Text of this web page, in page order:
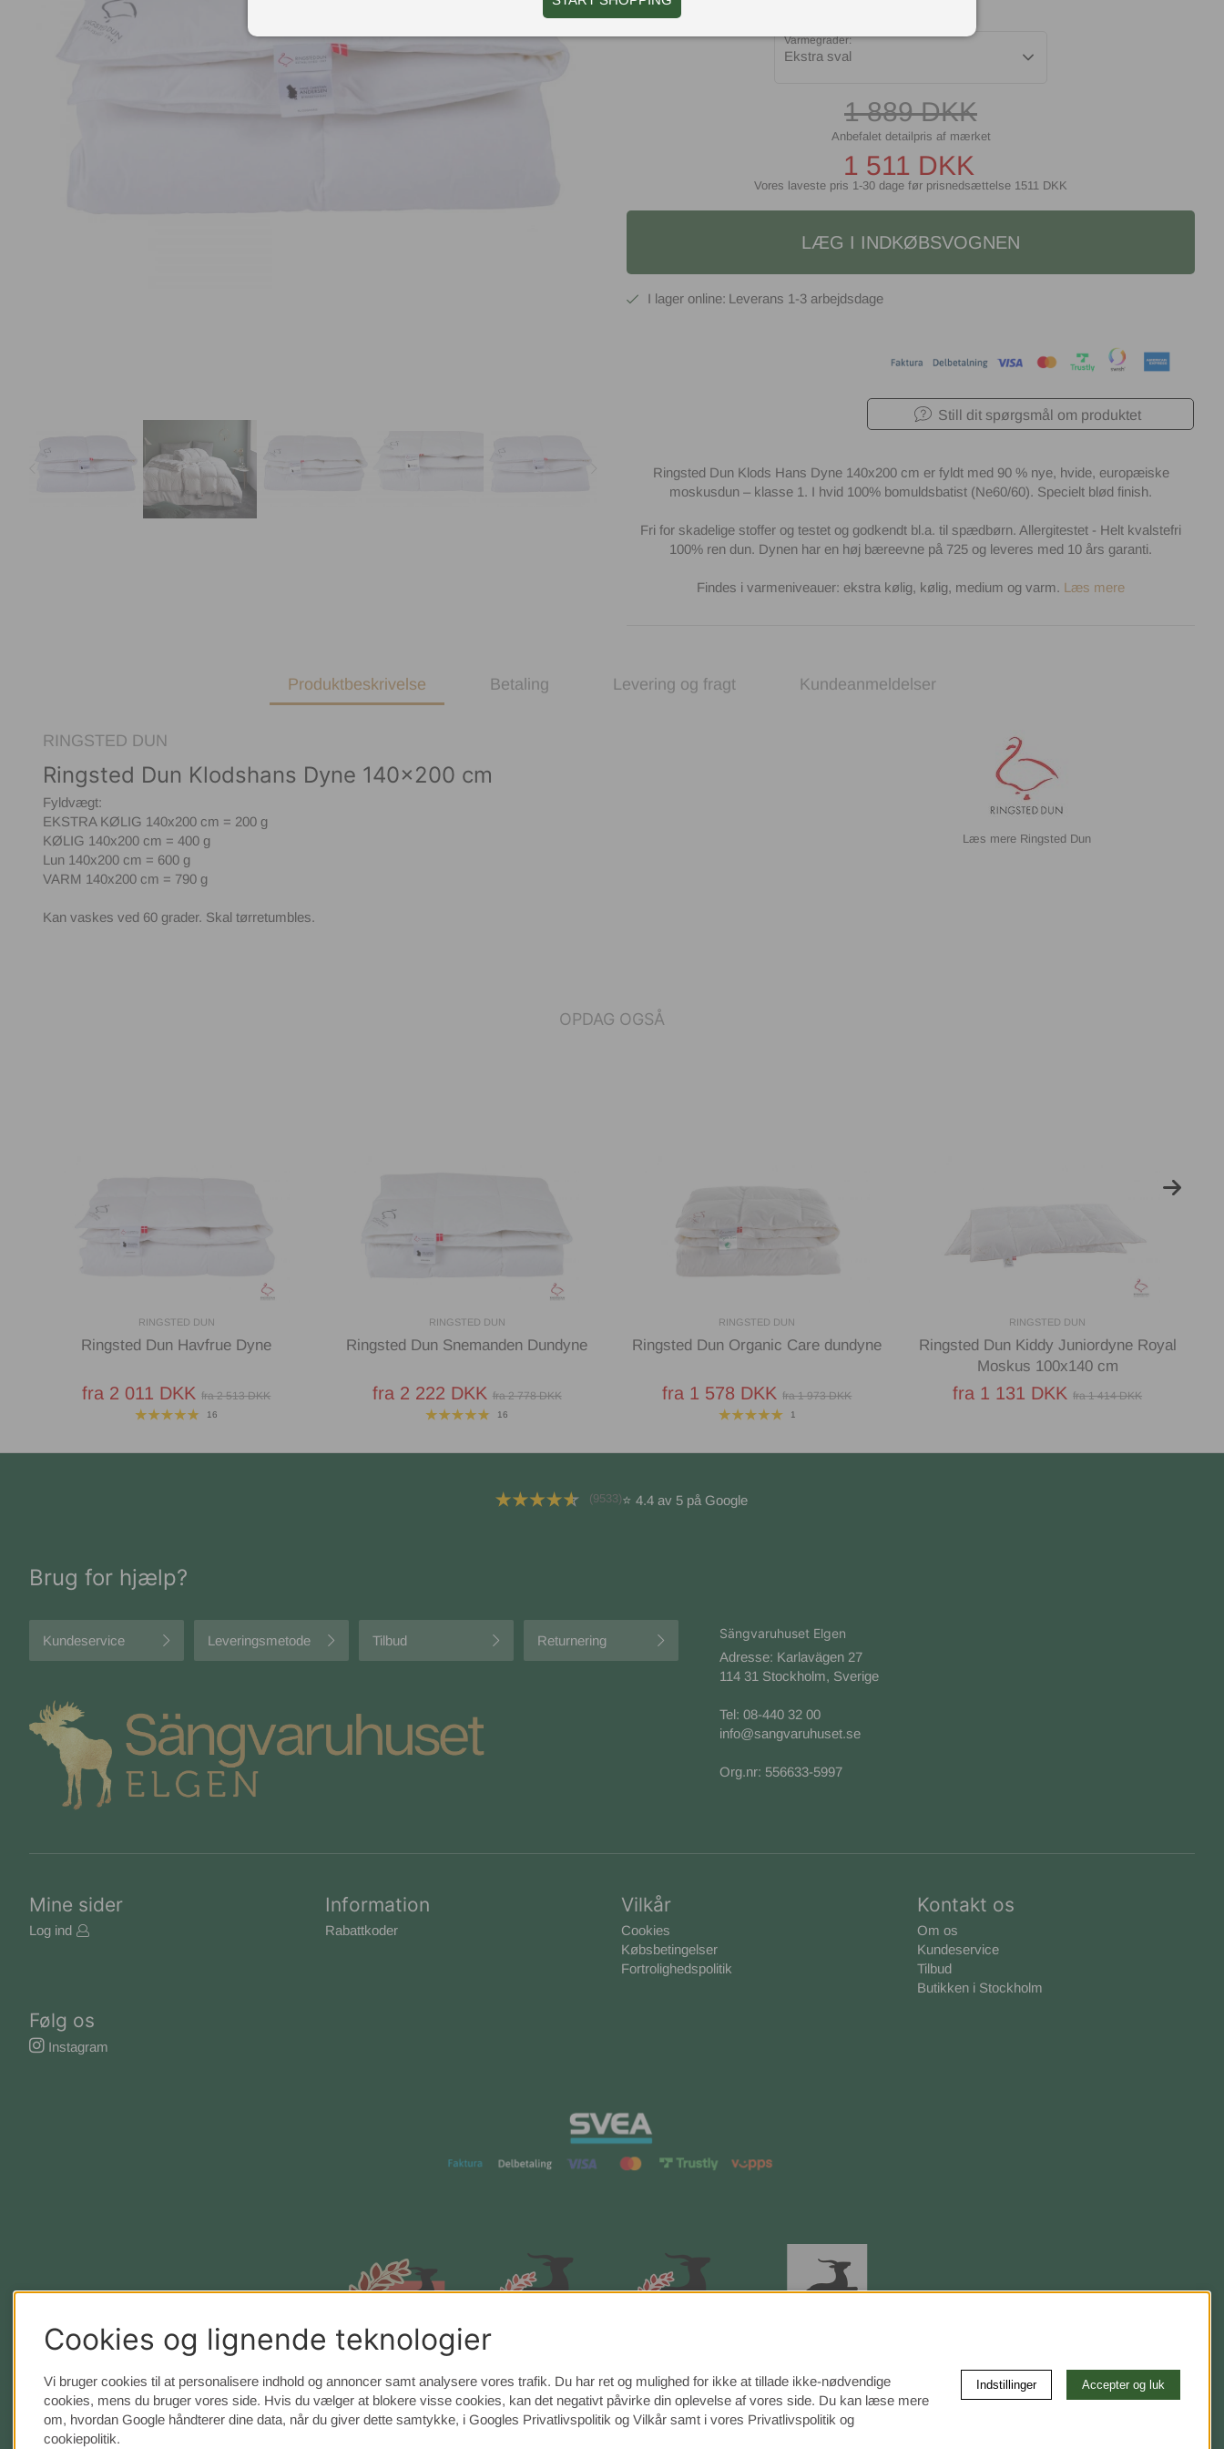
Varmegrader:
Ekstra sval
1 889DKK
1 511 DKK
Vores laveste pris 1-30 dage før prisnedsættelse 1511 DKK
LÆG I INDKØBSVOGNEN
1-3 arbejdsdage
Still dit spørgsmål om produktet
Ringsted Dun Klods Hans Dyne 140x200 cm er fyldt med 90 % nye, hvide, europæiske
moskusdun – klasse 1. I hvid 100% bomuldsbatist (Ne60/60). Specielt blød finish.
Fri for skadelige stoffer og testet og godkendt bl.a. til spædbørn. Allergitestet - Helt kvalstefri
100% ren dun. Dynen har en høj bæreevne på 725 og leveres med 10 års garanti.
Findes i varmeniveauer: ekstra kølig, kølig, medium og varm. Læs mere
Produktbeskrivelse
RINGSTED DUN
Ringsted Dun Klodshans Dyne 140x200 cm
Fyldvægt:
EKSTRA KØLIG 140x200 cm = 200 g
KØLIG 140x200 cm = 400 g
Lun 140x200 cm = 600 g
VARM 140x200 cm = 790 g
Kan vaskes ved 60 grader. Skal tørretumbles.
Ringsted Dun
Betaling Levering og fragt Kundeanmeldelser
OPDAG OGSÅ
RINGSTED DUN
Ringsted Dun Havfrue Dyne
fra 2 011 DKK fra 2 513 DKK
16
RINGSTED DUN
Ringsted Dun Snemanden Dundyne
fra 2 222 DKK fra 2 778 DKK
16
RINGSTED DUN
Ringsted Dun Organic Care dundyne
fra 1 578 DKK fra 1 973 DKK
1
RINGSTED DUN
Ringsted Dun Kiddy Juniordyne Royal
Moskus 100x140 cm
fra 1 131 DKK fra 1 414 DKK
(9533)⭐ 4.4 av 5 på Google
Brug for hjælp?
Kundeservice Leveringsmetode Tilbud Returnering
Sängvaruhuset Elgen
Adresse: Karlavägen 27
114 31 Stockholm, Sverige
Tel: 08-440 32 00
info@sangvaruhuset.se
Org.nr: 556633-5997
Mine sider
Log ind
Information
Rabattkoder
Vilkår
Cookies
Købsbetingelser
Fortrolighedspolitik
Kontakt os
Om os
Kundeservice
Tilbud
Butikken i Stockholm
Følg os
Instagram
Cookies og lignende teknologier
Vi bruger cookies til at personalisere indhold og annoncer samt analysere vores trafik. Du har ret og mulighed for ikke at tillade ikke-nødvendige
cookies, mens du bruger vores side. Hvis du vælger at blokere visse cookies, kan det negativt påvirke din oplevelse af vores side. Du kan læse mere
om, hvordan Google håndterer dine data, når du giver dette samtykke, i Googles Privatlivspolitik og Vilkår samt i vores Privatlivspolitik og
cookiepolitik.
Indstillinger Accepter og luk